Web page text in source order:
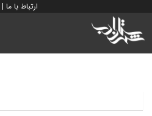
ارتباط با ما |